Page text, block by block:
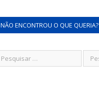
NÃO ENCONTROU O QUE QUERIA?